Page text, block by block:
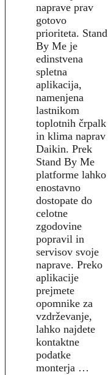
naprave prav
gotovo
prioriteta. Stand
By Me je
edinstvena
spletna
aplikacija,
namenjena
lastnikom
toplotnih črpalk
in klima naprav
Daikin. Prek
Stand By Me
platforme lahko
enostavno
dostopate do
celotne
zgodovine
popravil in
servisov svoje
naprave. Preko
aplikacije
prejmete
opomnike za
vzdrževanje,
lahko najdete
kontaktne
podatke
monterja …